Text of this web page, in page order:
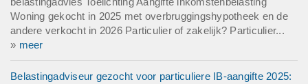
Woning gekocht in 2025 met overbruggingshypotheek en de
andere verkocht in 2026 Particulier of zakelijk? Particulier...
» meer
Belastingadviseur gezocht voor particuliere IB-aangifte 2025: